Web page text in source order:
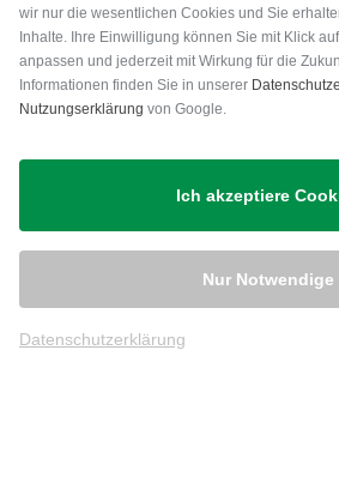
Versand
wir nur die wesentlichen Cookies und Sie
Inhalte. Ihre Einwilligung können Sie mit Klick
anpassen und jederzeit mit Wirkung für die
Informationen finden Sie in unserer
Nutzungserklärung von Google.
Ich akzeptiere
Nur Notwendige
Datenschutzerklärung